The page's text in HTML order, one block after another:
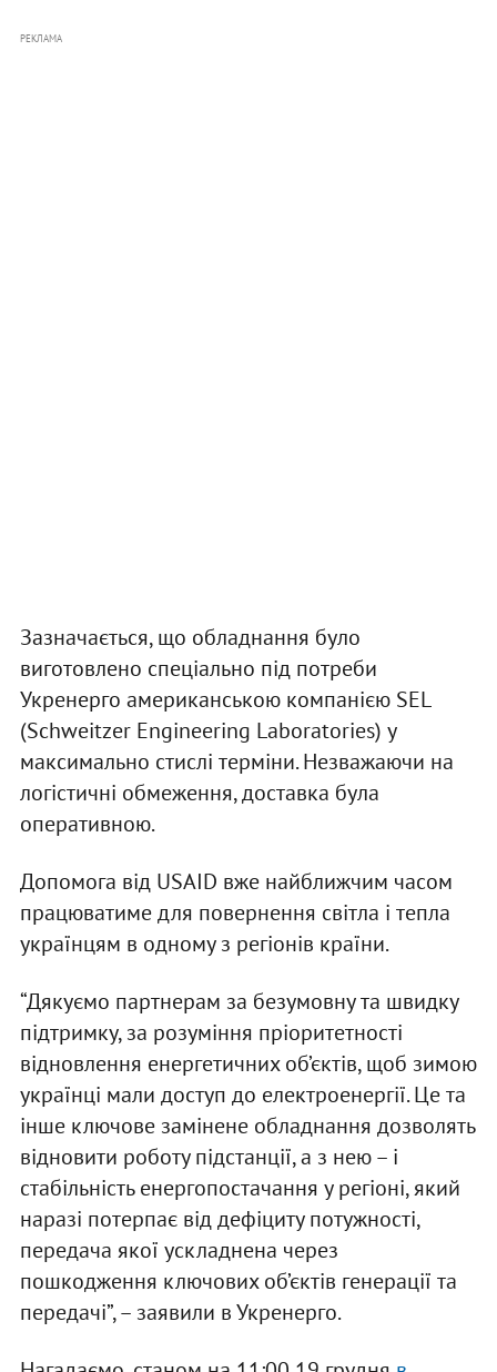
РЕКЛАМА
Зазначається, що обладнання було
виготовлено спеціально під потреби
Укренерго американською компанією SEL
(Schweitzer Engineering Laboratories) у
максимально стислі терміни. Незважаючи на
логістичні обмеження, доставка була
оперативною.
Допомога від USAID вже найближчим часом
працюватиме для повернення світла і тепла
українцям в одному з регіонів країни.
“Дякуємо партнерам за безумовну та швидку
підтримку, за розуміння пріоритетності
відновлення енергетичних об’єктів, щоб зимою
українці мали доступ до електроенергії. Це та
інше ключове замінене обладнання дозволять
відновити роботу підстанції, а з нею – і
стабільність енергопостачання у регіоні, який
наразі потерпає від дефіциту потужності,
передача якої ускладнена через
пошкодження ключових об’єктів генерації та
передачі”, – заявили в Укренерго.